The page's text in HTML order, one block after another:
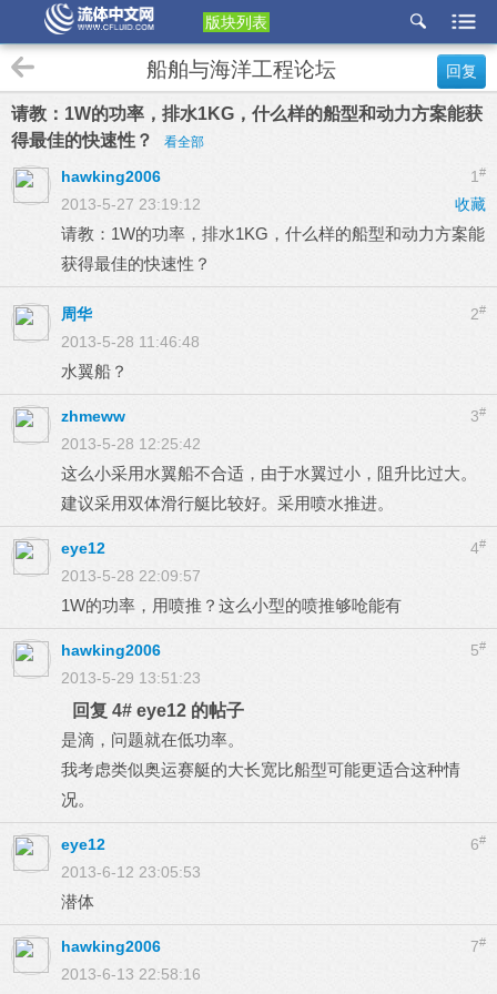
版块列表
etu
p
回复
船舶与海洋工程论坛
请教：1W的功率，排水1KG，什么样的船型和动力方案能获
得最佳的快速性？
看全部
1 #
hawking2006
收藏
2013-5-27 23:19:12
请教：1W的功率，排水1KG，什么样的船型和动力方案能
获得最佳的快速性？
2#
周华
2013-5-28 11:46:48
水翼船？
3#
zhmeww
2013-5-28 12:25:42
这么小采用水翼船不合适，由于水翼过小，阻升比过大。
建议采用双体滑行艇比较好。采用喷水推进。
4#
eye12
2013-5-28 22:09:57
1W的功率，用喷推？这么小型的喷推够呛能有
5#
hawking2006
2013-5-29 13:51:23
回复 4# eye12 的帖子
是滴，问题就在低功率。
我考虑类似奥运赛艇的大长宽比船型可能更适合这种情
况。
6#
eye12
2013-6-12 23:05:53
潜体
7#
hawking2006
2013-6-13 22:58:16